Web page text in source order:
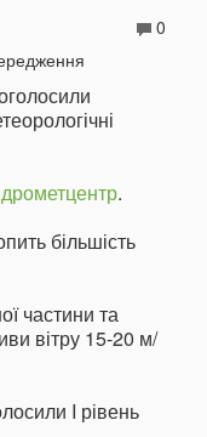
0
.
більшість
частини та
вітру 15-20 м/
I рівень